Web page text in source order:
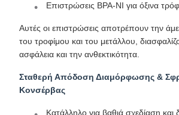
Επιστρώσεις BPA-NI για όξινα
Αυτές οι επιστρώσεις αποτρέπουν την
του τροφίμου και του μετάλλου,
ασφάλεια και την ανθεκτικότητα.
Σταθερή Απόδοση Διαμόρφωσης &
Κονσέρβας
Κατάλληλο για βαθιά σχεδίαση